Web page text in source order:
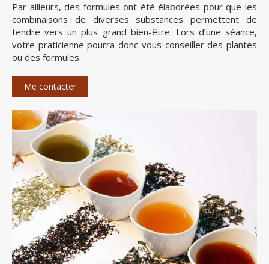
Par ailleurs, des formules ont été élaborées pour que les
combinaisons de diverses substances permettent de
tendre vers un plus grand bien-être. Lors d’une séance,
votre praticienne pourra donc vous conseiller des plantes
ou des formules.
Me contacter